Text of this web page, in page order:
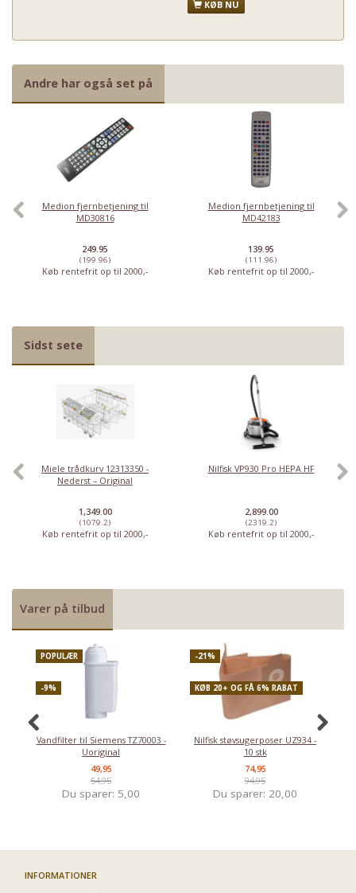
KØB NU
Andre har også set på
Medion fjernbetjening til
MD30816
249.95
(199.96)
Køb rentefrit op til 2000,-
Medion fjernbetjening til
MD42183
139.95
(111.96)
Køb rentefrit op til 2000,-
Sidst sete
Miele trådkurv 12313350 -
Nederst – Original
1,349.00
(1079.2)
Køb rentefrit op til 2000,-
Nilfisk VP930 Pro HEPA HF
2,899.00
(2319.2)
Køb rentefrit op til 2000,-
Varer på tilbud
POPULÆR
-9%
Vandfilter til Siemens TZ70003 -
Uoriginal
49,95
54,95
Du sparer: 5,00
-21%
KØB 20+ OG FÅ 6% RABAT
Nilfisk støvsugerposer UZ934 -
10 stk
74,95
94,95
Du sparer: 20,00
INFORMATIONER